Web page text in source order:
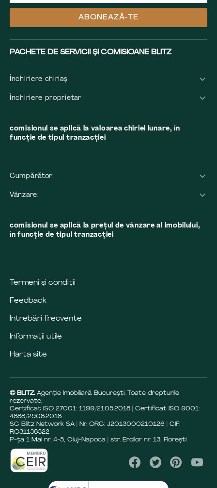
ABONEAZĂ-TE
PACHETE DE SERVICII ȘI COMISIOANE BLITZ
Închiriere chiriaș
Închiriere proprietar
comisionul se aplică la valoarea chiriei lunare, în
funcție de tipul tranzacției
Cumpărător:
Vânzare:
comisionul se aplică la preţul de vânzare al imobilului,
în funcţie de tipul tranzacţiei
Termeni și condiții
Feedback
Întrebări frecvente
Informații utile
Harta site
© BLITZ. Agenție Imobiliară Bucureşti. Toate drepturile
rezervate.
Certificat ISO 27001: 1199/21.05.2018 | Certificat ISO 9001:
4888/29.08.2018
SC Blitz Network SA | Nr. ORC: J2013000210126 | CIF:
RO31138322
P-ța 1 Mai nr. 4-5, Cluj-Napoca | str. Eroilor nr. 13, Florești